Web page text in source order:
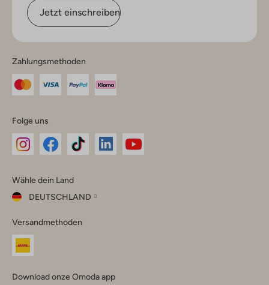
Jetzt einschreiben
Zahlungsmethoden
Folge uns
Instagram
Facebook
TikTok
Wähle dein Land
DEUTSCHLAND
dein
Land
Versandmethoden
Download onze Omoda app